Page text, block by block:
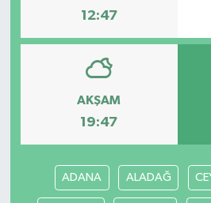
12:47
AKŞAM
19:47
ADANA ALADAĞ